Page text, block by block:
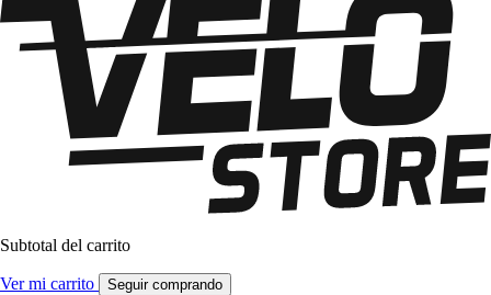
Subtotal del carrito
Ver mi carrito Seguir comprando